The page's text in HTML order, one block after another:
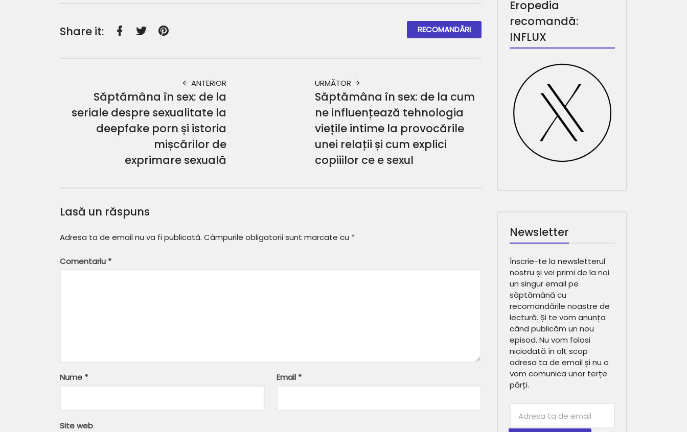
Share it: RECOMANDĂRI
ANTERIOR
Săptămâna în sex: de la
seriale despre sexualitate la
deepfake porn și istoria
mișcărilor de
exprimare sexuală
URMĂTOR
Săptămâna în sex: de la cum
ne influențează tehnologia
viețile intime la provocările
unei relații și cum explici
copiiilor ce e sexul
Lasă un răspuns
Adresa ta de email nu va fi publicată. Câmpurile obligatorii sunt marcate cu *
Comentariu *
Nume * Email *
Site web
Eropedia
recomandă:
INFLUX
Newsletter
Înscrie-te la newsletterul
nostru și vei primi de la noi
un singur email pe
săptămână cu
recomandările noastre de
lectură. Și te vom anunța
când publicăm un nou
episod. Nu vom folosi
niciodată în alt scop
adresa ta de email și nu o
vom comunica unor terțe
părți.
Email